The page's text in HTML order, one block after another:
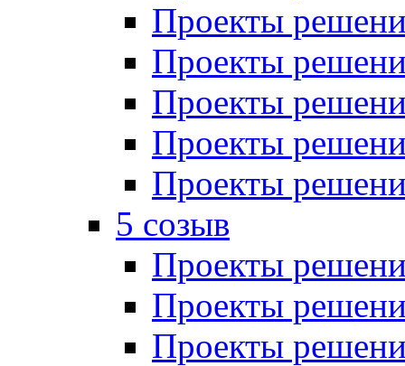
Проекты
Проекты
Проекты
Проекты
Проекты
5 созыв
Проекты
Проекты
Проекты